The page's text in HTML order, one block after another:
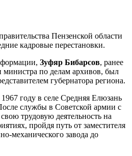
Пензенской области
кадровые перестановки.
Зуфяр Бибарсов, ранее
министра по делам архивов, был
губернатора региона.
году в селе Средняя Елюзань
службы в Советской армии с
трудовую деятельность на
пройдя путь от заместителя
механического завода до